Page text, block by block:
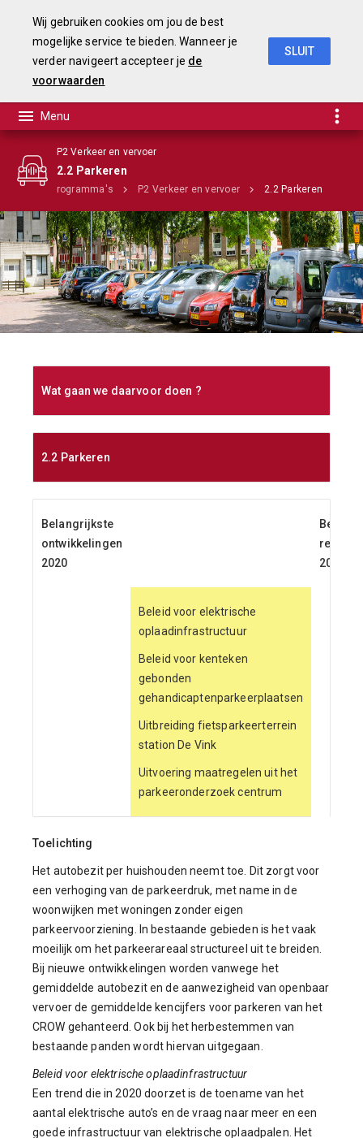
P2 Verkeer en vervoer
2.2 Parkeren
Programma's P2 Verkeer en vervoer 2.2 Parkeren
Wat gaan we daarvoor doen ?
2.2 Parkeren
Belangrijkste
ontwikkelingen
2020
2020
Beleid voor elektrische
oplaadinfrastructuur
Beleid voor kenteken
gebonden
gehandicaptenparkeerplaatsen
Uitbreiding fietsparkeerterrein
station De Vink
Uitvoering maatregelen uit het
parkeeronderzoek centrum
Toelichting
Het autobezit per huishouden neemt toe. Dit zorgt voor
een verhoging van de parkeerdruk, met name in de
woonwijken met woningen zonder eigen
parkeervoorziening. In bestaande gebieden is het vaak
moeilijk om het parkeerareaal structureel uit te breiden.
Bij nieuwe ontwikkelingen worden vanwege het
gemiddelde autobezit en de aanwezigheid van openbaar
vervoer de gemiddelde kencijfers voor parkeren van het
CROW gehanteerd. Ook bij het herbestemmen van
bestaande panden wordt hiervan uitgegaan.
Beleid voor elektrische oplaadinfrastructuur
Een trend die in 2020 doorzet is de toename van het
aantal elektrische auto’s en de vraag naar meer en een
goede infrastructuur van elektrische oplaadpalen. Het
Wij gebruiken cookies om jou de best
mogelijke service te bieden. Wanneer je
verder navigeert accepteer je de
voorwaarden
SLUIT